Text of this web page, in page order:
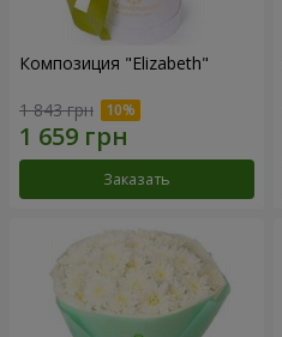
Композиция "Elizabeth"
1 843 грн
Заказать